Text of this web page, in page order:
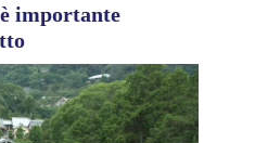
importante